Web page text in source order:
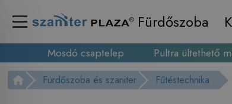
Fürdőszoba
Mosdó csaptelep Pultra ültethető
Fürdőszoba és szaniter Fűtéstechnika